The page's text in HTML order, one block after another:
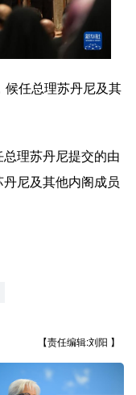
汽车
数字经济
网 上市公司
江苏
江西
任总理苏丹尼及其
理苏丹尼提交的由
尼及其他内阁成员
【责任编辑:刘阳 】